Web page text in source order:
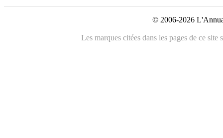
© 2006-2026
Les marques citées dans les pages de ce